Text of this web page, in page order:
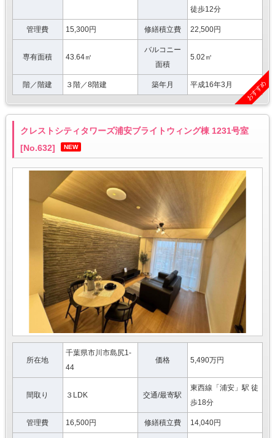
徒歩12分
管理費 15,300円 修繕積立費 22,500円
専有面積 43.64㎡
バルコニー
面積
5.02㎡
階／階建 ３階／8階建 築年月 平成16年3月 おすすめ
クレストシティタワーズ浦安ブライトウィング棟 1231号室
[No.632]
NEW
所在地
千葉県市川市島尻1-
44
価格 5,490万円
間取り ３LDK 交通/最寄駅
東西線「浦安」駅 徒
歩18分
管理費 16,500円 修繕積立費 14,040円